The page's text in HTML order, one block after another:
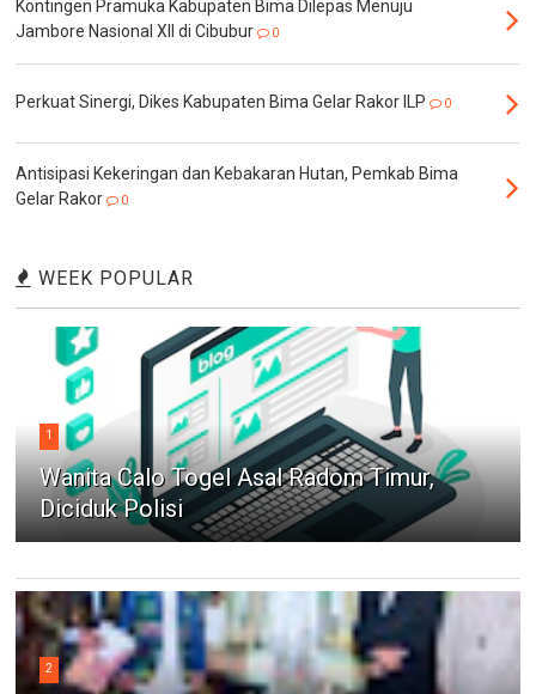
Kontingen Pramuka Kabupaten Bima Dilepas Menuju
Jambore Nasional XII di Cibubur
0
Perkuat Sinergi, Dikes Kabupaten Bima Gelar Rakor ILP 0
Antisipasi Kekeringan dan Kebakaran Hutan, Pemkab Bima
Gelar Rakor
0
WEEK POPULAR
1
Wanita Calo Togel Asal Radom Timur,
Diciduk Polisi
2